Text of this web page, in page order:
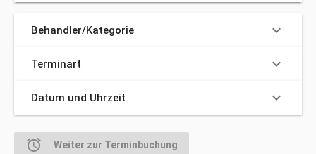
Behandler/Kategorie keyboard_arrow_down
Terminart keyboard_arrow_down
Datum und Uhrzeit keyboard_arrow_down
alarm Weiter zur Terminbuchung